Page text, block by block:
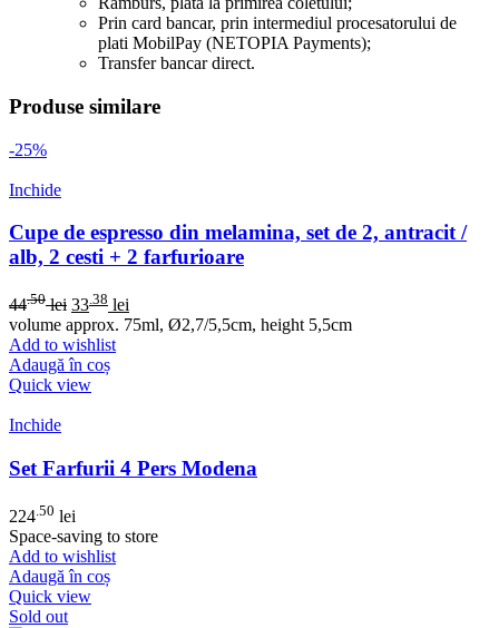
Prin card bancar, prin intermediul procesatorului de
plati MobilPay (NETOPIA Payments);
Transfer bancar direct.
Produse similare
-25%
Inchide
Cupe de espresso din melamina, set de 2, antracit /
alb, 2 cesti + 2 farfurioare
44.50 lei 33.38 lei
volume approx. 75ml, Ø2,7/5,5cm, height 5,5cm
Add to wishlist
Adaugă în coș
Quick view
Inchide
Set Farfurii 4 Pers Modena
224 .50 lei
Space-saving to store
Add to wishlist
Adaugă în coș
Quick view
Sold out